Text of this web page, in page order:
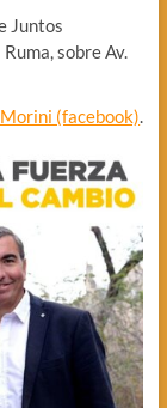
Juntos
sobre Av.
(facebook).